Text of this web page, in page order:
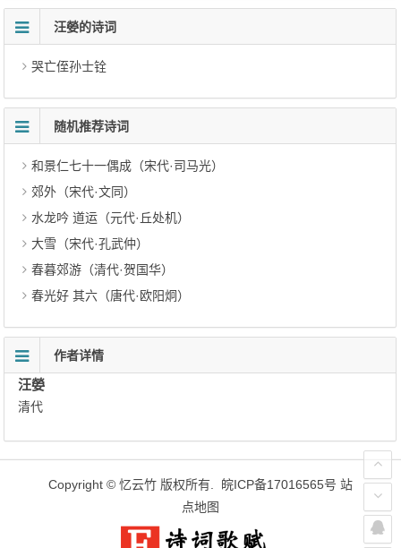
汪嫈的诗词
哭亡侄孙士铨
随机推荐诗词
和景仁七十一偶成（宋代·司马光）
郊外（宋代·文同）
水龙吟 道运（元代·丘处机）
大雪（宋代·孔武仲）
春暮郊游（清代·贺国华）
春光好 其六（唐代·欧阳炯）
作者详情
汪嫈
清代
Copyright © 忆云竹 版权所有. 皖ICP备17016565号 站
点地图